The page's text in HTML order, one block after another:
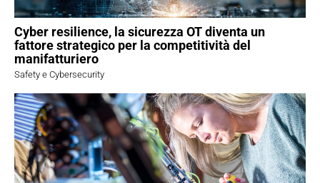
Cyber resilience, la sicurezza OT diventa un
fattore strategico per la competitività del
manifatturiero
Safety e Cybersecurity